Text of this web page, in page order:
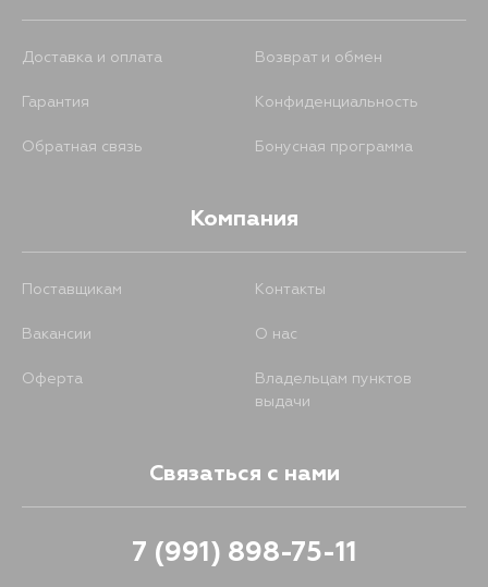
Доставка и оплата Возврат и обмен
Гарантия Конфиденциальность
Обратная связь Бонусная программа
Компания
Поставщикам Контакты
Вакансии О нас
Оферта
Владельцам пунктов
выдачи
Связаться с нами
7 (991) 898-75-11